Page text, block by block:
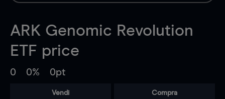
ARK Genomic Revolution
ETF price
0 0% 0pt
Vendi Compra